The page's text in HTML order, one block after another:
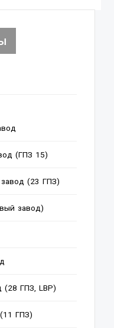
(ГПЗ 15)
(23 ГПЗ)
завод)
(28 ГПЗ, LBP)
ГПЗ)